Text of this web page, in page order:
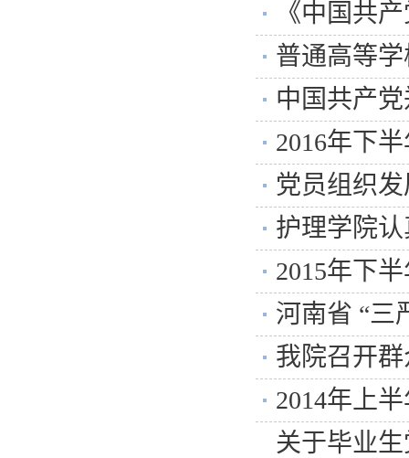
《中国共
普通高等
中国共产
2016年下
党员组织
护理学院
2015年下
河南省 “三
我院召开
2014年上
关于毕业